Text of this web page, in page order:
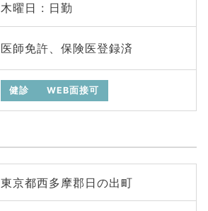
木曜日 : 日勤
医師免許、保険医登録済
健診 WEB面接可
東京都西多摩郡日の出町